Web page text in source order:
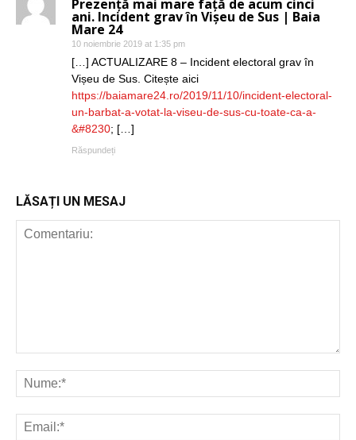
Prezență mai mare față de acum cinci
ani. Incident grav în Vișeu de Sus | Baia
Mare 24
10 noiembrie 2019 at 1:35 pm
[…] ACTUALIZARE 8 – Incident electoral grav în
Vișeu de Sus. Citește aici
https://baiamare24.ro/2019/11/10/incident-electoral-
un-barbat-a-votat-la-viseu-de-sus-cu-toate-ca-a-
&#8230; […]
Răspundeți
LĂSAȚI UN MESAJ